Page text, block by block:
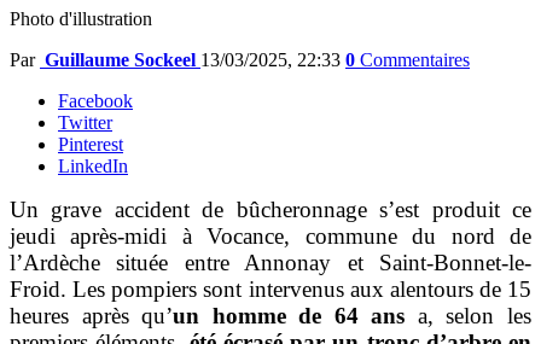
Photo d'illustration
Par Guillaume Sockeel 13/03/2025, 22:33 0 Commentaires
Facebook
Twitter
Pinterest
LinkedIn
Un grave accident de bûcheronnage s’est produit ce
jeudi après-midi à Vocance, commune du nord de
l’Ardèche située entre Annonay et Saint-Bonnet-le-
Froid. Les pompiers sont intervenus aux alentours de 15
heures après qu’un homme de 64 ans a, selon les